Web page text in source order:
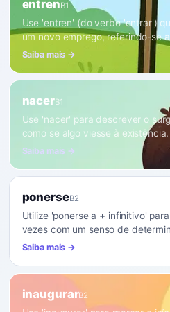
entrenB1
Use 'entren' (do verbo 'entrar')
um novo emprego, referindo-se
Saiba mais →
nacerB1
Use 'nacer' para descrever o
como se algo viesse à existência.
Saiba mais →
ponerseB2
Utilize 'ponerse a + infinitivo'
vezes com um senso de
Saiba mais →
inaugurarB2